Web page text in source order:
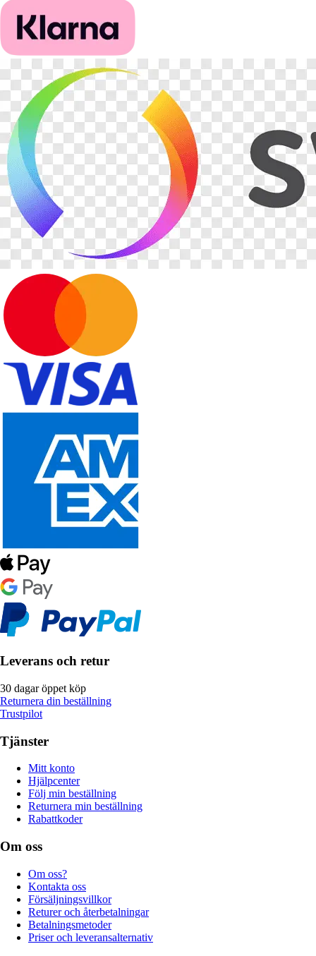
Leverans och retur
30 dagar öppet köp
Returnera din beställning
Trustpilot
Tjänster
Mitt konto
Hjälpcenter
Följ min beställning
Returnera min beställning
Rabattkoder
Om oss
Om oss?
Kontakta oss
Försäljningsvillkor
Returer och återbetalningar
Betalningsmetoder
Priser och leveransalternativ